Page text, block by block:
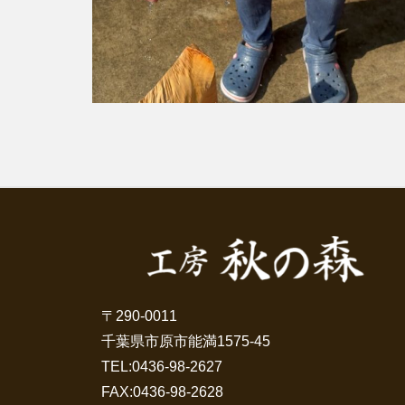
〒290-0011
千葉県市原市能満1575-45
TEL:0436-98-2627
FAX:0436-98-2628